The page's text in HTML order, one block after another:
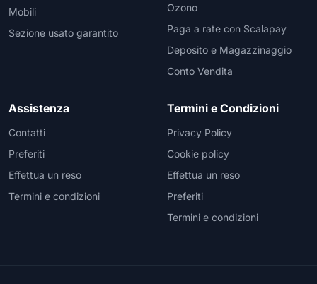
Mobili
Sezione usato garantito
Ozono
Paga a rate con Scalapay
Deposito e Magazzinaggio
Conto Vendita
Assistenza
Contatti
Preferiti
Effettua un reso
Termini e condizioni
Termini e Condizioni
Privacy Policy
Cookie policy
Effettua un reso
Preferiti
Termini e condizioni